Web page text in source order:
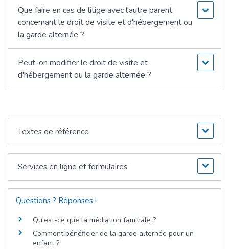
Que faire en cas de litige avec l'autre parent
concernant le droit de visite et d'hébergement ou
la garde alternée ?
Peut-on modifier le droit de visite et
d'hébergement ou la garde alternée ?
Textes de référence
Services en ligne et formulaires
Questions ? Réponses !
Qu'est-ce que la médiation familiale ?
Comment bénéficier de la garde alternée pour un
enfant ?